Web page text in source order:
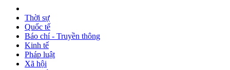
Thời sự
Quốc tế
Báo chí - Truyền thông
Kinh tế
Pháp luật
Xã hội